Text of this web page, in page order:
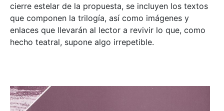
cierre estelar de la propuesta, se incluyen los textos
que componen la trilogía, así como imágenes y
enlaces que llevarán al lector a revivir lo que, como
hecho teatral, supone algo irrepetible.